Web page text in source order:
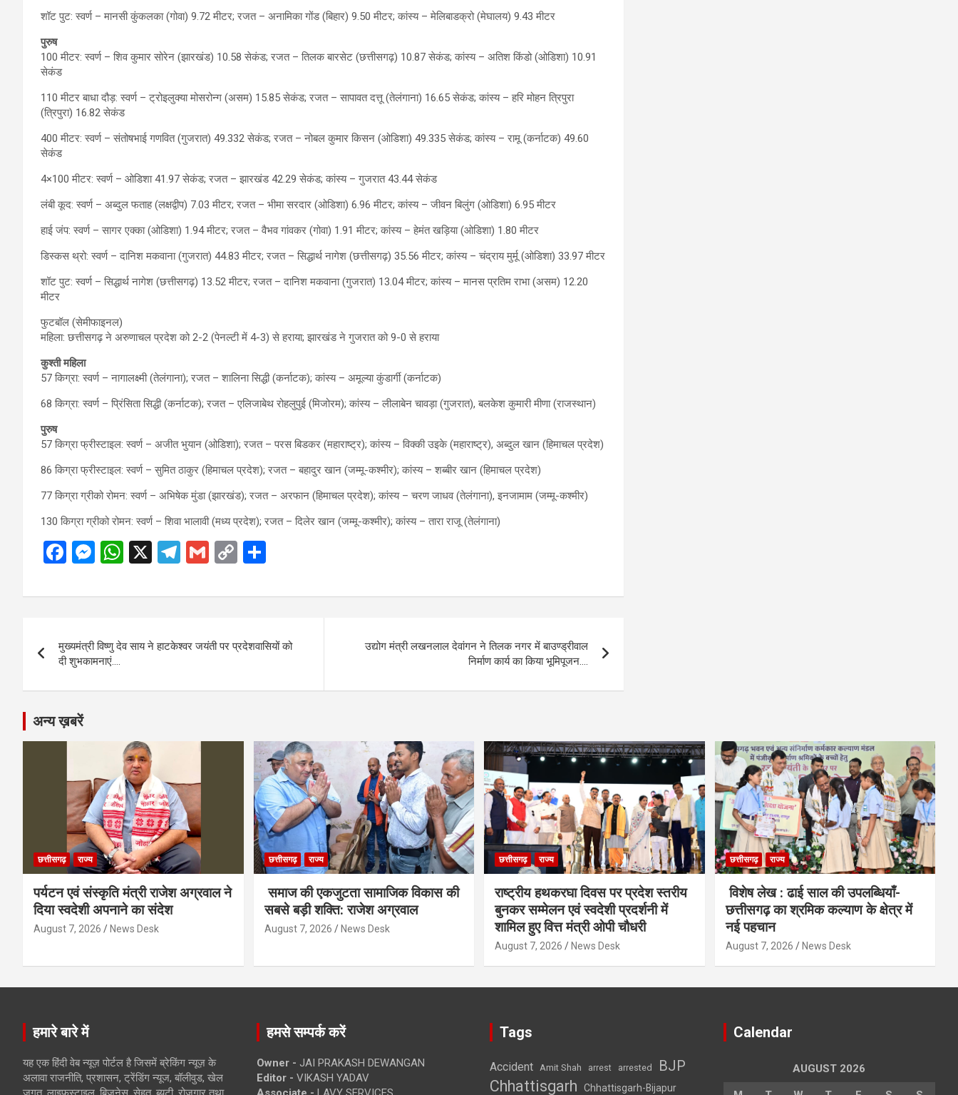
शॉट पुट: स्वर्ण – मानसी कुंकलका (गोवा) 9.72 मीटर; रजत – अनामिका गोंड (बिहार) 9.50 मीटर; कांस्य – मेलिबाडक्रो (मेघालय) 9.43 मीटर
पुरुष
100 मीटर: स्वर्ण – शिव कुमार सोरेन (झारखंड) 10.58 सेकंड; रजत – तिलक बारसेट (छत्तीसगढ़) 10.87 सेकंड; कांस्य – अतिश किंडो (ओडिशा) 10.91
सेकंड
110 मीटर बाधा दौड़: स्वर्ण – ट्रोइलुक्या मोसरोन्ग (असम) 15.85 सेकंड; रजत – सापावत दत्तू (तेलंगाना) 16.65 सेकंड; कांस्य – हरि मोहन त्रिपुरा
(त्रिपुरा) 16.82 सेकंड
400 मीटर: स्वर्ण – संतोषभाई गणवित (गुजरात) 49.332 सेकंड; रजत – नोबल कुमार किसन (ओडिशा) 49.335 सेकंड; कांस्य – रामू (कर्नाटक) 49.60
सेकंड
4×100 मीटर: स्वर्ण – ओडिशा 41.97 सेकंड; रजत – झारखंड 42.29 सेकंड; कांस्य – गुजरात 43.44 सेकंड
लंबी कूद: स्वर्ण – अब्दुल फताह (लक्षद्वीप) 7.03 मीटर; रजत – भीमा सरदार (ओडिशा) 6.96 मीटर; कांस्य – जीवन बिलुंग (ओडिशा) 6.95 मीटर
हाई जंप: स्वर्ण – सागर एक्का (ओडिशा) 1.94 मीटर; रजत – वैभव गांवकर (गोवा) 1.91 मीटर; कांस्य – हेमंत खड़िया (ओडिशा) 1.80 मीटर
डिस्कस थ्रो: स्वर्ण – दानिश मकवाना (गुजरात) 44.83 मीटर; रजत – सिद्धार्थ नागेश (छत्तीसगढ़) 35.56 मीटर; कांस्य – चंद्राय मुर्मू (ओडिशा) 33.97 मीटर
शॉट पुट: स्वर्ण – सिद्धार्थ नागेश (छत्तीसगढ़) 13.52 मीटर; रजत – दानिश मकवाना (गुजरात) 13.04 मीटर; कांस्य – मानस प्रतिम राभा (असम) 12.20
मीटर
फुटबॉल (सेमीफाइनल)
महिला: छत्तीसगढ़ ने अरुणाचल प्रदेश को 2-2 (पेनल्टी में 4-3) से हराया; झारखंड ने गुजरात को 9-0 से हराया
कुश्ती महिला
57 किग्रा: स्वर्ण – नागालक्ष्मी (तेलंगाना); रजत – शालिना सिद्धी (कर्नाटक); कांस्य – अमूल्या कुंडार्गी (कर्नाटक)
68 किग्रा: स्वर्ण – प्रिंसिता सिद्धी (कर्नाटक); रजत – एलिजाबेथ रोहलुपुई (मिजोरम); कांस्य – लीलाबेन चावड़ा (गुजरात), बलकेश कुमारी मीणा (राजस्थान)
पुरुष
57 किग्रा फ्रीस्टाइल: स्वर्ण – अजीत भुयान (ओडिशा); रजत – परस बिडकर (महाराष्ट्र); कांस्य – विक्की उइके (महाराष्ट्र), अब्दुल खान (हिमाचल प्रदेश)
86 किग्रा फ्रीस्टाइल: स्वर्ण – सुमित ठाकुर (हिमाचल प्रदेश); रजत – बहादुर खान (जम्मू-कश्मीर); कांस्य – शब्बीर खान (हिमाचल प्रदेश)
77 किग्रा ग्रीको रोमन: स्वर्ण – अभिषेक मुंडा (झारखंड); रजत – अरफान (हिमाचल प्रदेश); कांस्य – चरण जाधव (तेलंगाना), इनजामाम (जम्मू-कश्मीर)
130 किग्रा ग्रीको रोमन: स्वर्ण – शिवा भालावी (मध्य प्रदेश); रजत – दिलेर खान (जम्मू-कश्मीर); कांस्य – तारा राजू (तेलंगाना)
F
ce
o
o
k
M
se
g
er
W
at
A
p
X
T
e
a
G
ail
C
py
n
ar
navigation
मुख्यमंत्री विष्णु देव साय ने हाटकेश्वर जयंती पर प्रदेशवासियों को
दी शुभकामनाएं….
उद्योग मंत्री लखनलाल देवांगन ने तिलक नगर में बाउण्ड्रीवाल
निर्माण कार्य का किया भूमिपूजन….
अन्य ख़बरें
छत्तीसगढ़ राज्य
पर्यटन एवं संस्कृति मंत्री राजेश अग्रवाल ने
दिया स्वदेशी अपनाने का संदेश
August 7, 2026 News Desk
छत्तीसगढ़ राज्य
समाज की एकजुटता सामाजिक विकास की
सबसे बड़ी शक्ति: राजेश अग्रवाल
August 7, 2026 News Desk
छत्तीसगढ़ राज्य
राष्ट्रीय हथकरघा दिवस पर प्रदेश स्तरीय
बुनकर सम्मेलन एवं स्वदेशी प्रदर्शनी में
शामिल हुए वित्त मंत्री ओपी चौधरी
August 7, 2026 News Desk
छत्तीसगढ़ राज्य
विशेष लेख : ढाई साल की उपलब्धियाँ-
छत्तीसगढ़ का श्रमिक कल्याण के क्षेत्र में
नई पहचान
August 7, 2026 News Desk
हमारे बारे में
यह एक हिंदी वेब न्यूज़ पोर्टल है जिसमें ब्रेकिंग न्यूज़ के
अलावा राजनीति, प्रशासन, ट्रेंडिंग न्यूज, बॉलीवुड, खेल
हमसे सम्पर्क करें
Owner - JAI PRAKASH DEWANGAN
Editor - VIKASH YADAV
Tags
Accident Amit Shah arrest arrested BJP
Chhattisgarh Chhattisgarh-Bijapur
Calendar
AUGUST 2026